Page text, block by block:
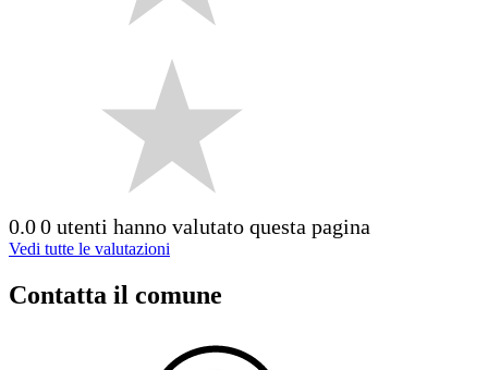
0.00 utenti hanno valutato questa pagina
Vedi tutte le valutazioni
Contatta il comune